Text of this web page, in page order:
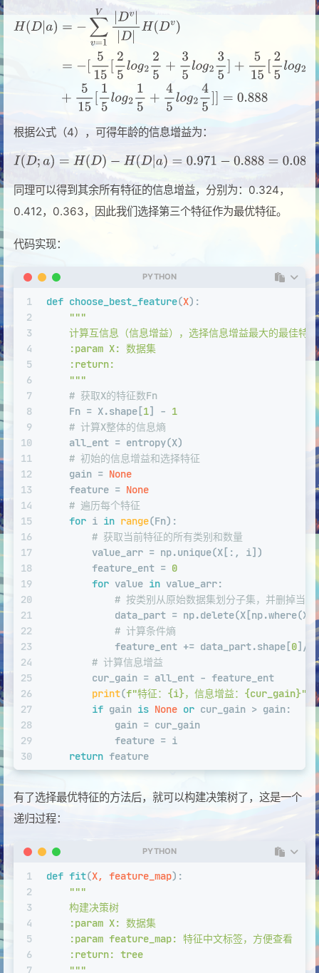
根据公式（4），可得年龄的信息增益为：
同理可以得到其余所有特征的信息增益，分别为：0.324，
0.412，0.363，因此我们选择第三个特征作为最优特征。
代码实现：
PYTHON
1
2
3
4
5
6
7
8
9
10
11
12
13
14
15
16
17
18
19
20
21
22
23
24
25
26
27
28
29
30
def choose_best_feature(X):
"""
    计算互信息（信息增益），选择信息增益最大的最佳特征
    :param X: 数据集
    :return:
    """
# 获取X的特征数Fn
    Fn = X.shape[
1] - 1
# 计算X整体的信息熵
    all_ent = entropy(X)
# 初始的信息增益和选择特征
    gain =
None
    feature =
None
# 遍历每个特征
for i in range(Fn):
# 获取当前特征的所有类别和数量
        value_arr = np.unique(X[:, i])
        feature_ent =
0
for value in value_arr:
# 按类别从原始数据集划分子集，并删掉当前
data_part =
# 计算条件熵
            feature_ent += data_part.shape[
0]/
# 计算信息增益
        cur_gain = all_ent - feature_ent
print(f"特征： {i}，信息增益： {cur_gain}"
if gain is None or cur_gain > gain:
            gain = cur_gain
            feature = i
return feature
有了选择最优特征的方法后，就可以构建决策树了，这是一个
递归过程：
PYTHON
1
2
3
4
5
6
7
def fit(X, feature_map):
"""
    构建决策树
    :param X: 数据集
    :param feature_map: 特征中文标签，方便查看
    :return: tree
    """